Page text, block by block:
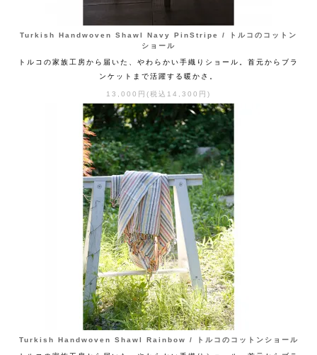
Turkish Handwoven Shawl Navy PinStripe / トルコのコットン
ショール
トルコの家族工房から届いた、やわらかい手織りショール。首元からブラ
ンケットまで活躍する暖かさ。
13,000円(税込14,300円)
Turkish Handwoven Shawl Rainbow / トルコのコットンショール